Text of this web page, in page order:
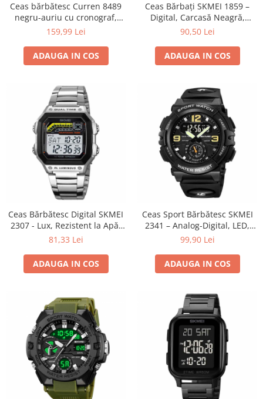
Ceas bărbătesc Curren 8489
negru-auriu cu cronograf,
curea din silicon și afișare
159,99 Lei
ADAUGA IN COS
Ceas Bărbați SKMEI 1859 –
Digital, Carcasă Neagră,
Brățară Inox Argintie, LED,
90,50 Lei
ADAUGA IN COS
Ceas Bărbătesc Digital SKMEI
2307 - Lux, Rezistent la Apă,
LED, Cronometru, Inoxidabil
81,33 Lei
ADAUGA IN COS
Ceas Sport Bărbătesc SKMEI
2341 – Analog-Digital, LED,
Rezistent la Apă 5ATM,
Mare
99,90 Lei
ADAUGA IN COS